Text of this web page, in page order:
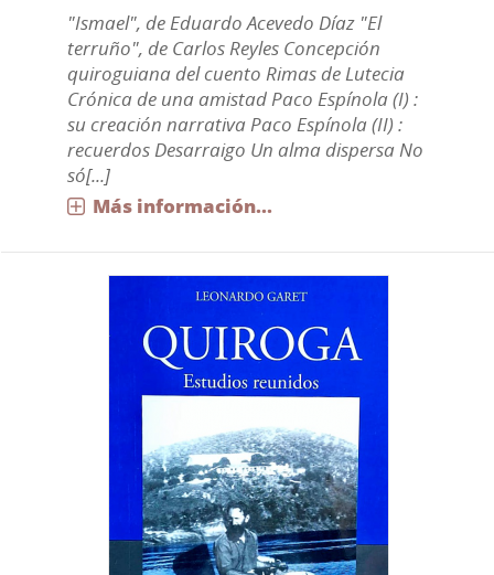
"Ismael", de Eduardo Acevedo Díaz "El
terruño", de Carlos Reyles Concepción
quiroguiana del cuento Rimas de Lutecia
Crónica de una amistad Paco Espínola (I) :
su creación narrativa Paco Espínola (II) :
recuerdos Desarraigo Un alma dispersa No
só[...]
Más información...